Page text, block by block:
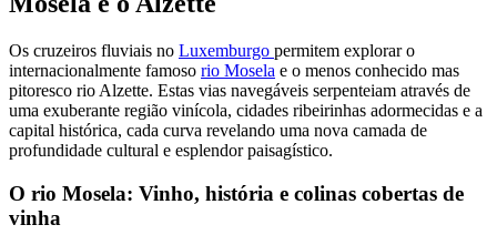
Os cruzeiros fluviais no Luxemburgo permitem explorar o
internacionalmente famoso rio Mosela e o menos conhecido mas
pitoresco rio Alzette. Estas vias navegáveis serpenteiam através de
uma exuberante região vinícola, cidades ribeirinhas adormecidas e a
capital histórica, cada curva revelando uma nova camada de
profundidade cultural e esplendor paisagístico.
O rio Mosela: Vinho, história e colinas cobertas de
vinha